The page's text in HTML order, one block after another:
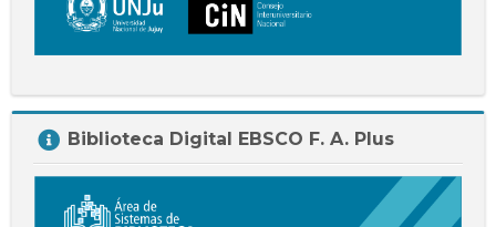
Biblioteca
Digital
Biblioteca Digital EBSCO F. A. Plus